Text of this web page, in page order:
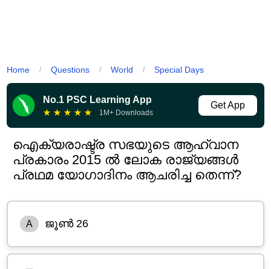
Home / Questions / World / Special Days
No.1 PSC Learning App
★ ★ ★ ★ ★ 1M+ Downloads
Get App
ഐക്യരാഷ്ട്ര സഭയുടെ ആഹ്വാന
പ്രകാരം 2015 ൽ ലോക രാജ്യങ്ങൾ
പ്രഥമ യോഗാദിനം ആചരിച്ച തെന്ന്?
A ജൂൺ 26